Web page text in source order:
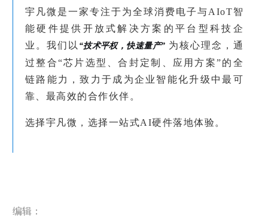
宇凡微是一家专注于为全球消费电子与AIoT智
能硬件提供开放式解决方案的平台型科技企
业。我们以 “技术平权，快速量产” 为核心理念，通
过整合“芯片选型、合封定制、应用方案”的全
链路能力，致力于成为企业智能化升级中最可
靠、最高效的合作伙伴。
选择宇凡微，选择一站式AI硬件落地体验。
编辑：